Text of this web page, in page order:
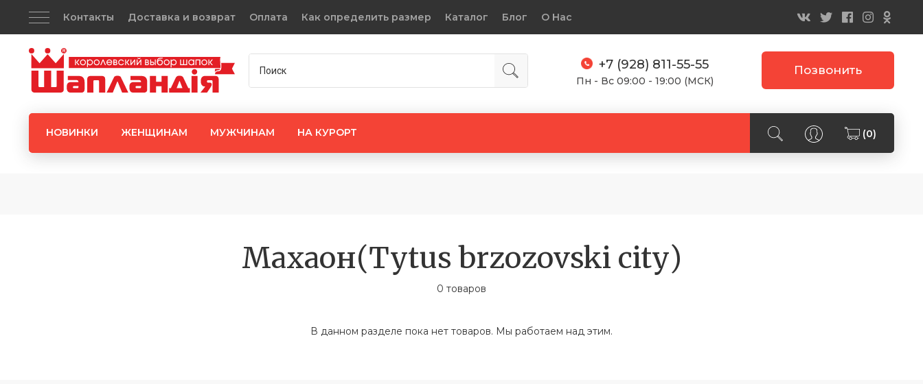
Контакты Доставка и возврат Оплата Как определить размер Каталог Блог О Нас
+7 (928) 811-55-55
Пн - Вс 09:00 - 19:00 (МСК)
Позвонить
НОВИНКИ ЖЕНЩИНАМ МУЖЧИНАМ НА КУРОРТ (0)
Махаон(Tytus brzozovski city)
0 товаров
В данном разделе пока нет товаров. Мы работаем над этим.